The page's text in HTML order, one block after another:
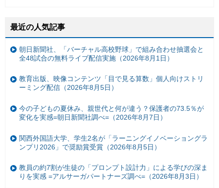
最近の人気記事
朝日新聞社、「バーチャル高校野球」で組み合わせ抽選会と
全48試合の無料ライブ配信実施（2026年8月1日）
教育出版、映像コンテンツ「目で見る算数」個人向けストリ
ーミング配信（2026年8月5日）
今の子どもの夏休み、親世代と何が違う？保護者の73.5％が
変化を実感=朝日新聞社調べ=（2026年8月7日）
関西外国語大学、学生2名が「ラーニングイノベーショングラ
ンプリ2026」で奨励賞受賞（2026年8月5日）
教員の約7割が生徒の「プロンプト設計力」による学びの深ま
りを実感 =アルサーガパートナーズ調べ=（2026年8月3日）